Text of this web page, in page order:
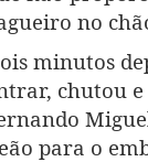
no
minutos
chutou
para o